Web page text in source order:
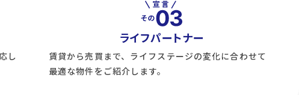
し
ライフパートナー
賃貸から売買まで、ライフステージの変化に合わせて
最適な物件をご紹介します。